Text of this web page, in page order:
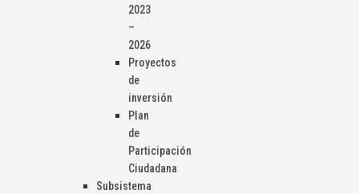
2023
–
2026
Proyectos
de
inversión
Plan
de
Participación
Ciudadana
Subsistema